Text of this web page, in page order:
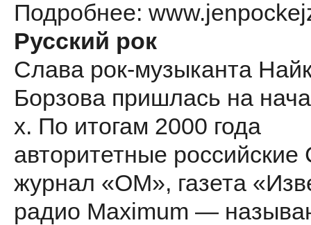
Подробнее:
Русский рок
Слава рок-музыканта
Борзова пришлась на
х. По итогам 2000 года
авторитетные
журнал «ОМ», газета
радио Maximum —